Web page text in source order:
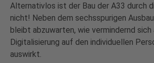
Alternativlos ist der Bau der A33 durch
nicht! Neben dem sechsspurigen
bleibt abzuwarten, wie vermindernd sich
Digitalisierung auf den individuellen
auswirkt.